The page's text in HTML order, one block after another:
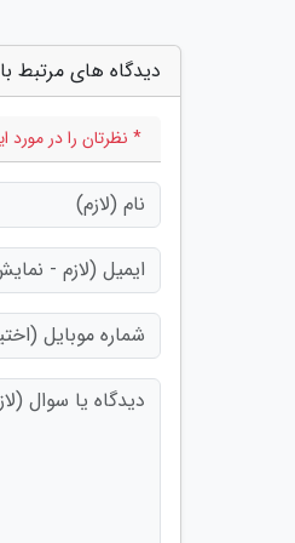
دیدگاه های مرتبط با "5 تا از برترین دانشگاه های تورنتو در
* نظرتان را در مورد